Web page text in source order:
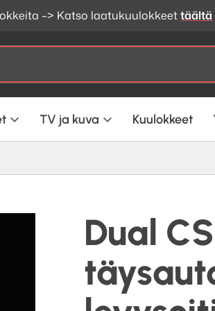
–> Katso laatukuulokkeettäältä
TV ja kuva Kuulokkeet
Dual